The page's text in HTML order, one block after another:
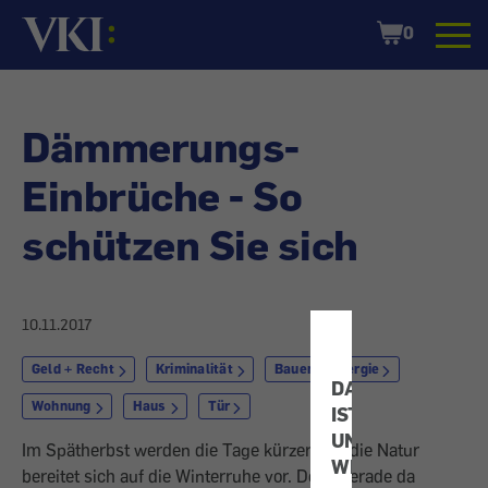
DATENSCHUTZ
IST
UNS
WICHTIG!
Startseite
Shopping
Cart
0
Dämmerungs-
Einbrüche - So
schützen Sie sich
10.11.2017
Geld + Recht Kriminalität Bauen + Energie
Wohnung Haus Tür
Im Spätherbst werden die Tage kürzer und die Natur
bereitet sich auf die Winterruhe vor. Doch gerade da